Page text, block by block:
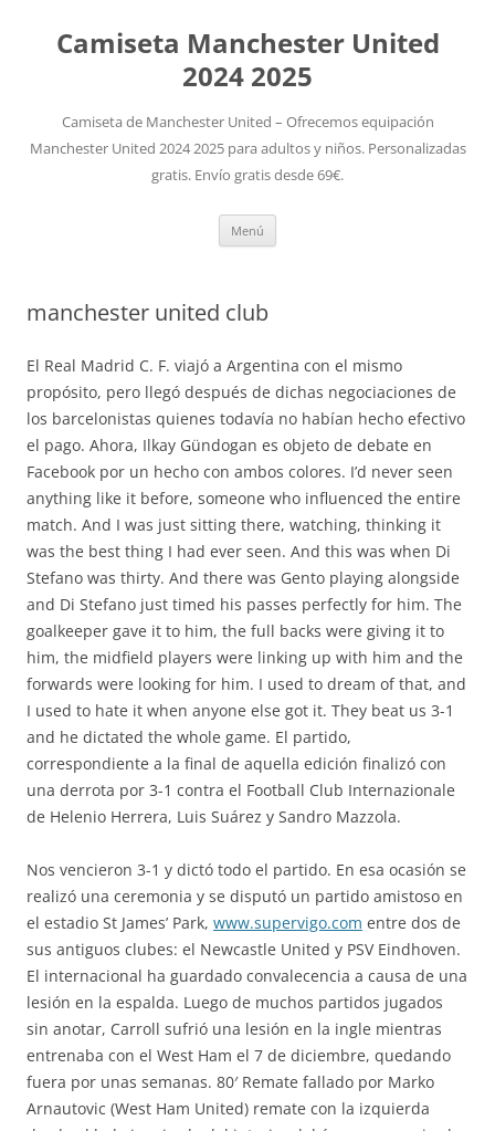
Camiseta Manchester United
2024 2025
Camiseta de Manchester United – Ofrecemos equipación
Manchester United 2024 2025 para adultos y niños. Personalizadas
gratis. Envío gratis desde 69€.
Menú
manchester united club
El Real Madrid C. F. viajó a Argentina con el mismo
propósito, pero llegó después de dichas negociaciones de
los barcelonistas quienes todavía no habían hecho efectivo
el pago. Ahora, Ilkay Gündogan es objeto de debate en
Facebook por un hecho con ambos colores. I’d never seen
anything like it before, someone who influenced the entire
match. And I was just sitting there, watching, thinking it
was the best thing I had ever seen. And this was when Di
Stefano was thirty. And there was Gento playing alongside
and Di Stefano just timed his passes perfectly for him. The
goalkeeper gave it to him, the full backs were giving it to
him, the midfield players were linking up with him and the
forwards were looking for him. I used to dream of that, and
I used to hate it when anyone else got it. They beat us 3-1
and he dictated the whole game. El partido,
correspondiente a la final de aquella edición finalizó con
una derrota por 3-1 contra el Football Club Internazionale
de Helenio Herrera, Luis Suárez y Sandro Mazzola.
Nos vencieron 3-1 y dictó todo el partido. En esa ocasión se
realizó una ceremonia y se disputó un partido amistoso en
el estadio St James’ Park, www.supervigo.com entre dos de
sus antiguos clubes: el Newcastle United y PSV Eindhoven.
El internacional ha guardado convalecencia a causa de una
lesión en la espalda. Luego de muchos partidos jugados
sin anotar, Carroll sufrió una lesión en la ingle mientras
entrenaba con el West Ham el 7 de diciembre, quedando
fuera por unas semanas. 80′ Remate fallado por Marko
Arnautovic (West Ham United) remate con la izquierda